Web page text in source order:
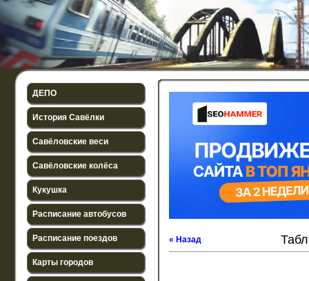
ДЕПО
История Савёлки
Савёловские веси
Савёловские колёса
Кукушка
Расписание автобусов
Расписание поездов
Карты городов
« Назад